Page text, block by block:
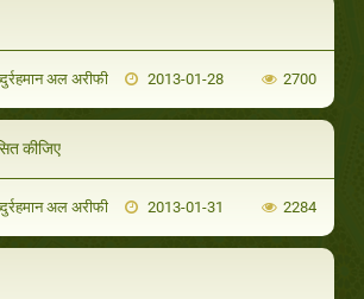
अल अरीफी 2013-01-28 2700
कीजिए
अल अरीफी 2013-01-31 2284